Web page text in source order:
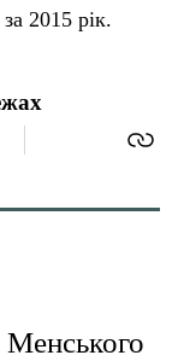
2015 рік.